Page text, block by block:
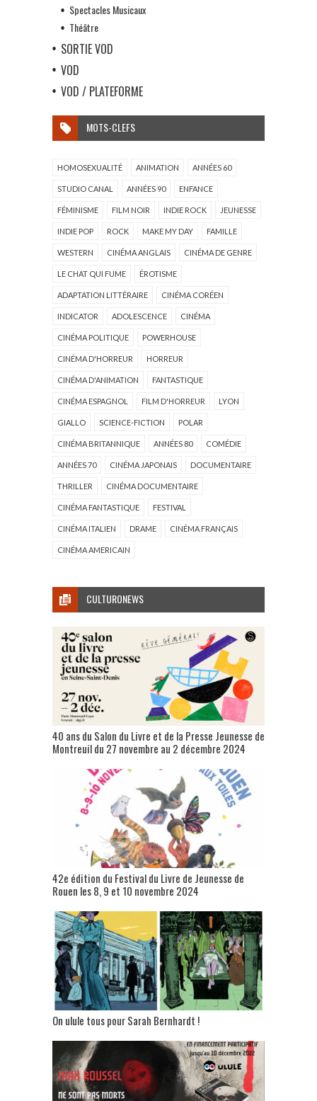
Spectacles Musicaux
Théâtre
SORTIE VOD
VOD
VOD / PLATEFORME
MOTS-CLEFS
HOMOSEXUALITÉ ANIMATION ANNÉES 60
STUDIO CANAL ANNÉES 90 ENFANCE
FÉMINISME FILM NOIR INDIE ROCK JEUNESSE
INDIE POP ROCK MAKE MY DAY FAMILLE
WESTERN CINÉMA ANGLAIS CINÉMA DE GENRE
LE CHAT QUI FUME ÉROTISME
ADAPTATION LITTÉRAIRE CINÉMA CORÉEN
INDICATOR ADOLESCENCE CINÉMA
CINÉMA POLITIQUE POWERHOUSE
CINÉMA D'HORREUR HORREUR
CINÉMA D'ANIMATION FANTASTIQUE
CINÉMA ESPAGNOL FILM D'HORREUR LYON
GIALLO SCIENCE-FICTION POLAR
CINÉMA BRITANNIQUE ANNÉES 80 COMÉDIE
ANNÉES 70 CINÉMA JAPONAIS DOCUMENTAIRE
THRILLER CINÉMA DOCUMENTAIRE
CINÉMA FANTASTIQUE FESTIVAL
CINÉMA ITALIEN DRAME CINÉMA FRANÇAIS
CINÉMA AMERICAIN
CULTURONEWS
40 ans du Salon du Livre et de la Presse Jeunesse de
Montreuil du 27 novembre au 2 décembre 2024
42e édition du Festival du Livre de Jeunesse de
Rouen les 8, 9 et 10 novembre 2024
On ulule tous pour Sarah Bernhardt !